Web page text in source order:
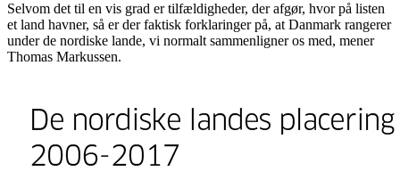
Selvom det til en vis grad er tilfældigheder, der afgør, hvor på listen
et land havner, så er der faktisk forklaringer på, at Danmark rangerer
under de nordiske lande, vi normalt sammenligner os med, mener
Thomas Markussen.